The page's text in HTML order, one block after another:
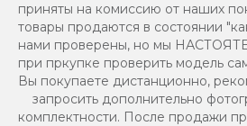
приняты на комиссию от наших
товары продаются в состоянии
нами проверены, но мы
при пркупке проверить модель
Вы покупаете дистанционно,
запросить дополнительно
комплектности. После продажи